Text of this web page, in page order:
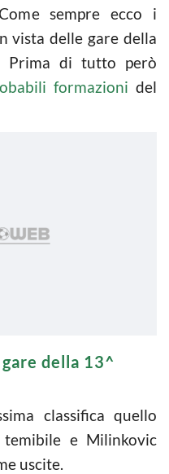
sempre ecco i
vista delle gare della
Prima di tutto però
formazioni del
della 13^
classifica quello
e Milinkovic
uscite.